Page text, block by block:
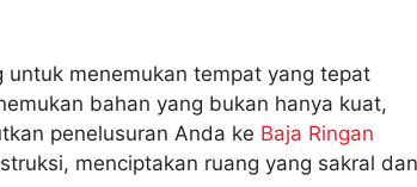
untuk menemukan tempat yang tepat
bahan yang bukan hanya kuat,
penelusuran Anda ke Baja Ringan
menciptakan ruang yang sakral dan